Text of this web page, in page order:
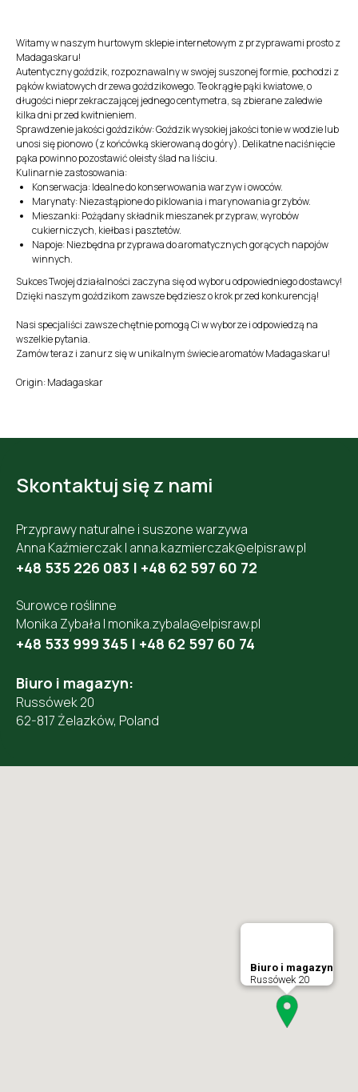
Witamy w naszym hurtowym sklepie internetowym z przyprawami prosto z
Madagaskaru!
Autentyczny goździk, rozpoznawalny w swojej suszonej formie, pochodzi z
pąków kwiatowych drzewa goździkowego. Te okrągłe pąki kwiatowe, o
długości nieprzekraczającej jednego centymetra, są zbierane zaledwie
kilka dni przed kwitnieniem.
Sprawdzenie jakości goździków: Goździk wysokiej jakości tonie w wodzie lub
unosi się pionowo (z końcówką skierowaną do góry). Delikatne naciśnięcie
pąka powinno pozostawić oleisty ślad na liściu.
Kulinarnie zastosowania:
Konserwacja: Idealne do konserwowania warzyw i owoców.
Marynaty: Niezastąpione do piklowania i marynowania grzybów.
Mieszanki: Pożądany składnik mieszanek przypraw, wyrobów
cukierniczych, kiełbas i pasztetów.
Napoje: Niezbędna przyprawa do aromatycznych gorących napojów
winnych.
Sukces Twojej działalności zaczyna się od wyboru odpowiedniego dostawcy!
Dzięki naszym goździkom zawsze będziesz o krok przed konkurencją!
Nasi specjaliści zawsze chętnie pomogą Ci w wyborze i odpowiedzą na
wszelkie pytania.
Zamów teraz i zanurz się w unikalnym świecie aromatów Madagaskaru!
Origin: Madagaskar
Skontaktuj się z nami
Przyprawy naturalne i suszone warzywa
Anna Kaźmierczak | anna.kazmierczak@elpisraw.pl
+48 535 226 083 | +48 62 597 60 72
Surowce roślinne
Monika Zybała | monika.zybala@elpisraw.pl
+48 533 999 345 | +48 62 597 60 74
Biuro i magazyn:
Russówek 20
62-817 Żelazków, Poland
Biuro i magazyn
Russówek 20